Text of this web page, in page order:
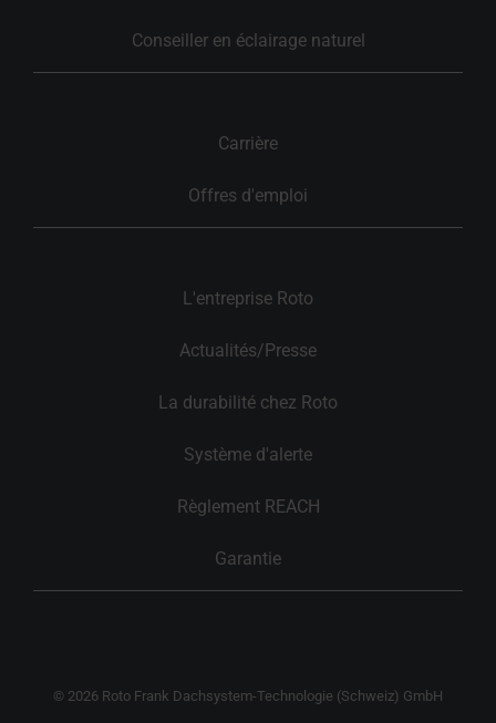
Conseiller en éclairage naturel
Carrière
Offres d'emploi
L'entreprise Roto
Actualités/Presse
La durabilité chez Roto
Système d'alerte
Règlement REACH
Garantie
© 2026 Roto Frank Dachsystem-Technologie (Schweiz) GmbH